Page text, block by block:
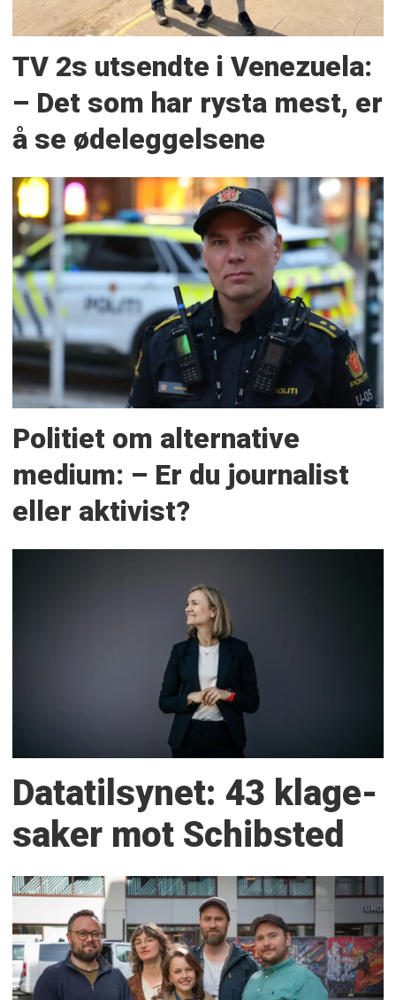
TV 2s utsendte i Venezuela:
– Det som har rysta mest, er
å se ødeleggelsene
Politiet om alternative
medium: – Er du journalist
eller aktivist?
Datatilsynet: 43 klage­
saker mot Schibsted